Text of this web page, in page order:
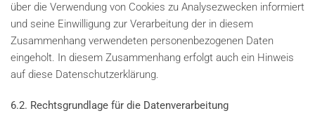
über die Verwendung von Cookies zu Analysezwecken informiert
und seine Einwilligung zur Verarbeitung der in diesem
Zusammenhang verwendeten personenbezogenen Daten
eingeholt. In diesem Zusammenhang erfolgt auch ein Hinweis
auf diese Datenschutzerklärung.
6.2. Rechtsgrundlage für die Datenverarbeitung